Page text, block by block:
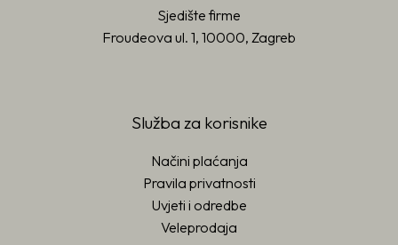
Sjedište firme
Froudeova ul. 1, 10000, Zagreb
Služba za korisnike
Načini plaćanja
Pravila privatnosti
Uvjeti i odredbe
Veleprodaja